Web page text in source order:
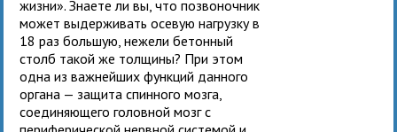
жизни». Знаете ли вы, что позвоночник
может выдерживать осевую нагрузку в
18 раз большую, нежели бетонный
столб такой же толщины? При этом
одна из важнейших функций данного
органа — защита спинного мозга,
соединяющего головной мозг с